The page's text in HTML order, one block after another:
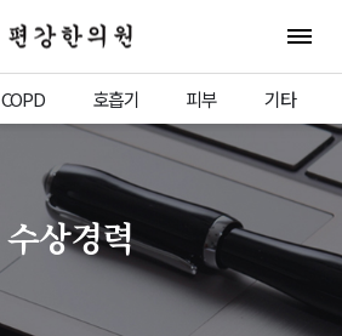
편강한의원 전체
COPD 호흡기 피부 기타
수상경력